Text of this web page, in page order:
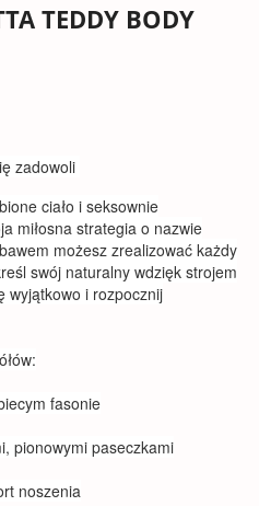
TEDDY BODY
zadowoli
ciało i seksownie
miłosna strategia o nazwie
możesz zrealizować każdy
swój naturalny wdzięk strojem
wyjątkowo i rozpocznij
fasonie
pionowymi paseczkami
noszenia